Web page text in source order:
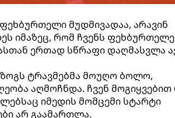
მუდმივადაა, არავინ
იმაზეც, რომ ჩვენს
ერთად სწრაფი დაღმასვლა
ტრავმებმა მოუღო ბოლო,
აღმოჩნდა. ჩვენ მოგიყვებით
იმედის მომცემი სტარტი
არ გაამართლა.